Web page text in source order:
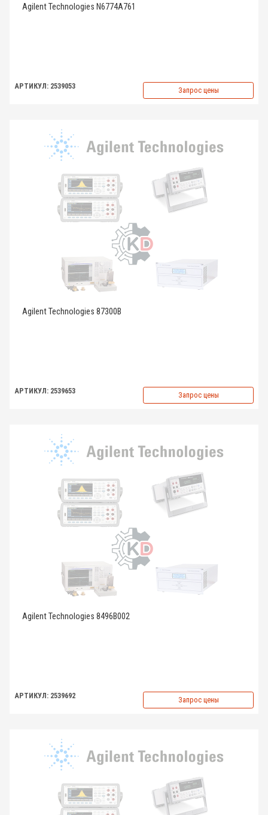
Agilent Technologies N6774A761
АРТИКУЛ: 2539053 Запрос цены
Agilent Technologies 87300B
АРТИКУЛ: 2539653 Запрос цены
Agilent Technologies 8496B002
АРТИКУЛ: 2539692 Запрос цены